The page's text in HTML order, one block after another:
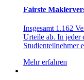
Fairste
Insgesamt 1.162
Urteile ab. In jeder
Studienteilnehmer
Mehr erfahren